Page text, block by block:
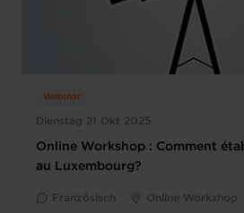
Dienstag 21 Okt 2025
Webinar
Online Workshop : Comment
au Luxembourg?
Französisch Online Workshop